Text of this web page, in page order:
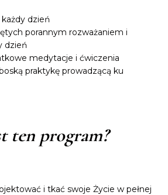
dzień
porannym rozważaniem i
dzień
medytacje i ćwiczenia
praktykę prowadzącą ku
ten program?
i tkać swoje Życie w pełnej